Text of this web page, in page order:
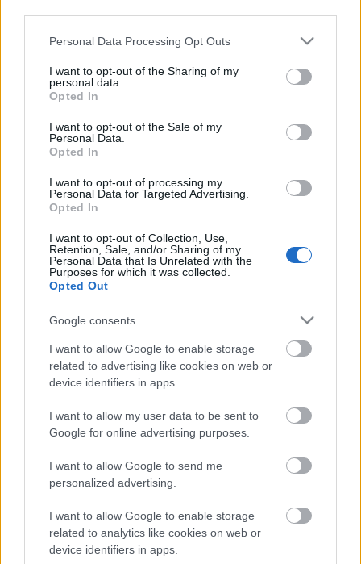
Please note that this website/app uses one or more Google
not limited to your visit or usage behaviour. You may click to
grant or deny consent to Google and its third-party tags to
use your data for below specified purposes in below Google
consent section.
Personal Data Processing Opt Outs
I want to opt-out of the Sharing of my
personal data.
Opted In
I want to opt-out of the Sale of my
Personal Data.
Opted In
I want to opt-out of processing my
Personal Data for Targeted Advertising.
Opted In
I want to opt-out of Collection, Use,
Retention, Sale, and/or Sharing of my
Personal Data that Is Unrelated with the
Purposes for which it was collected.
Opted Out
Google consents
I want to allow Google to enable storage
related to advertising like cookies on web or
device identifiers in apps.
I want to allow my user data to be sent to
Google for online advertising purposes.
I want to allow Google to send me
personalized advertising.
I want to allow Google to enable storage
related to analytics like cookies on web or
device identifiers in apps.
28. Miramón, quien ha sumado 10 puntos en sus últimas
tres participaciones, puede serte útil como parche para
completar tu defensa de la jornada 29 por sus 760.000
euros de precio.
Giovanni González (Mallorca, defensa, 790.000)
Maffeo causará baja por sanción en la visita del Mallorca al
Espanyol, por lo que Luis García tendrá que tirar del fichaje
invernal Gio González para cubrir su ausencia en el lateral
derecho. El charrúa ha jugado hasta la fecha cuatro partidos
como bermellón y fue titular en la jornada 27, en la que
anotó un gol. Promedia 4,25 puntos y su valor es de
790.000 euros.
Chust
jugador que no está en muchas
plantillas de Comunio y del que se
puede esperar un aumento de
valor de mercado a corto o medio
plazo. Hoy le toca el turno a Víctor
Chust, defensa del Cádiz.
Fernando Calero (Espanyol, defensa, 800.000)